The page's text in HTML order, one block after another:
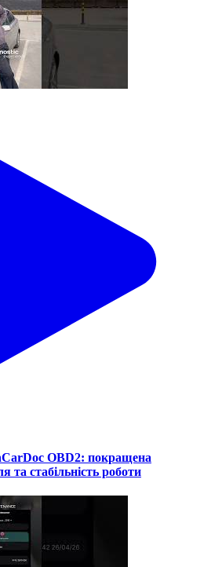
OBD2: покращена
та стабільність роботи